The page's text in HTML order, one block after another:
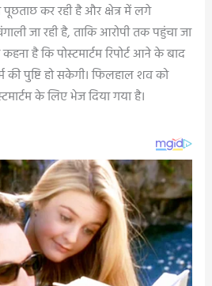
कर रही है और क्षेत्र में लगे
जा रही है, ताकि आरोपी तक पहुंचा जा
है कि पोस्टमार्टम रिपोर्ट आने के बाद
की पुष्टि हो सकेगी। फिलहाल शव को
के लिए भेज दिया गया है।